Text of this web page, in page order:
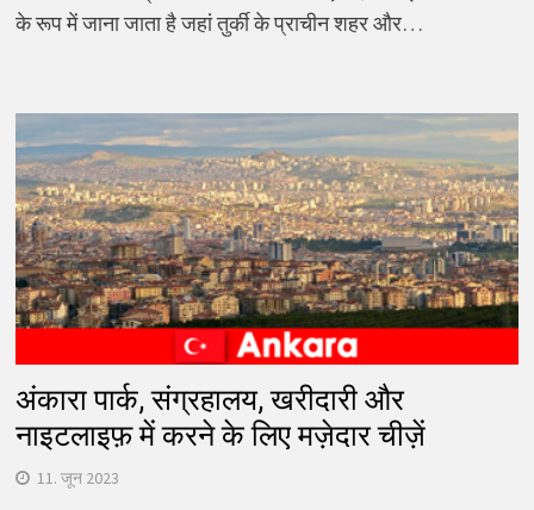
के रूप में जाना जाता है जहां तुर्की के प्राचीन शहर और…
अंकारा पार्क, संग्रहालय, खरीदारी और
नाइटलाइफ़ में करने के लिए मज़ेदार चीज़ें
11. जून 2023